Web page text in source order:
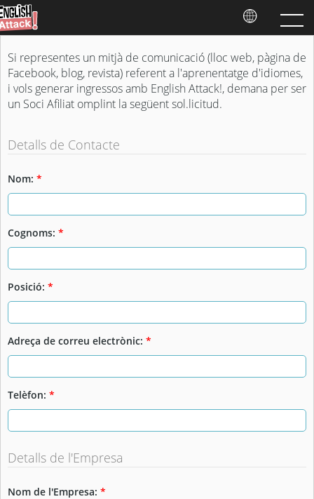
Si representes un mitjà de comunicació (lloc web, pàgina de
Facebook, blog, revista) referent a l'aprenentatge d'idiomes,
i vols generar ingressos amb English Attack!, demana per ser
un Soci Afiliat omplint la següent sol.licitud.
Detalls de Contacte
Nom: *
Cognoms: *
Posició: *
Adreça de correu electrònic: *
Telèfon: *
Detalls de l'Empresa
Nom de l'Empresa: *